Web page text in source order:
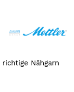
Nähgarn